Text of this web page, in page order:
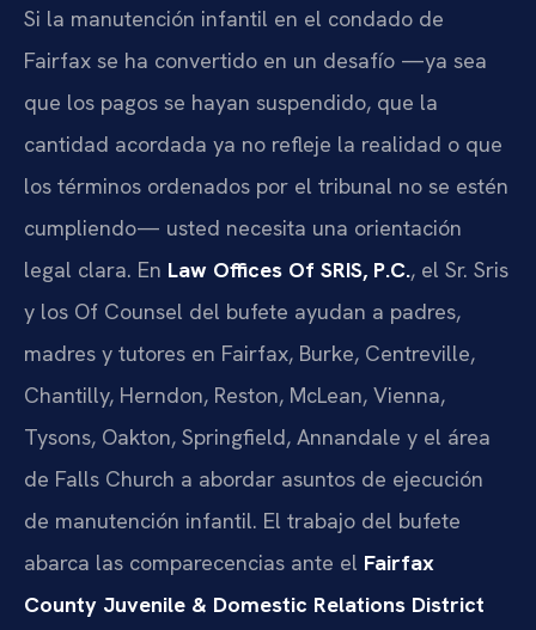
Si la manutención infantil en el condado de
Fairfax se ha convertido en un desafío —ya sea
que los pagos se hayan suspendido, que la
cantidad acordada ya no refleje la realidad o que
los términos ordenados por el tribunal no se estén
cumpliendo— usted necesita una orientación
legal clara. En Law Offices Of SRIS, P.C., el Sr. Sris
y los Of Counsel del bufete ayudan a padres,
madres y tutores en Fairfax, Burke, Centreville,
Chantilly, Herndon, Reston, McLean, Vienna,
Tysons, Oakton, Springfield, Annandale y el área
de Falls Church a abordar asuntos de ejecución
de manutención infantil. El trabajo del bufete
abarca las comparecencias ante el Fairfax
County Juvenile & Domestic Relations District